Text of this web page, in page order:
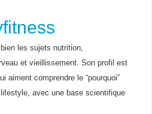
les sujets nutrition,
et vieillissement. Son profil est
aiment comprendre le “pourquoi”
avec une base scientifique